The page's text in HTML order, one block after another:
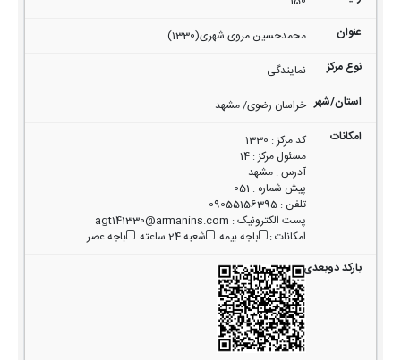
محمدحسین مروی شهری(1330)
نمایندگی
خراسان رضوی/ مشهد
کد مرکز:
1330
مسئول مرکز:
14
آدرس:مشهد
پیش شماره :
051
تلفن :
09055156395
پست الکترونیک:
agt141330@armanins.com
امکانات: باجه بیمه شعبه 24 ساعته باجه عصر